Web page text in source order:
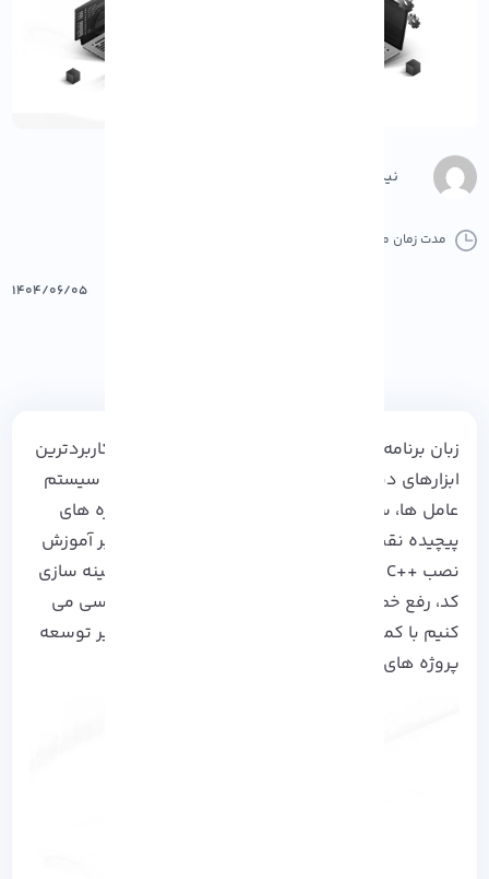
نیکو رنجبر
مدت زمان مطالعه :
۱۴۰۴/۰۶/۰۵
زبان برنامه نویسی ++C یکی از قدرتمندترین و پرکاربردترین
ابزارهای دنیای نرم افزار است.
این زبان در توسعه سیستم
عامل ها، ساخت بازی، نرم افزارهای صنعتی و پروژه های
پیچیده نقش مهمی دارد.
توی این راهنما، علاوه بر آموزش
نصب ++C روی AlmaLinux، نکات فنی توسعه، بهینه سازی
کد، رفع خطاهای رایج و تکنیک های کاربردی را بررسی می
کنیم با کمک منابع معتبر و به روز، این مقاله مسیر توسعه
پروژه های حرفه ای و چندفایلی را هموار می کند.